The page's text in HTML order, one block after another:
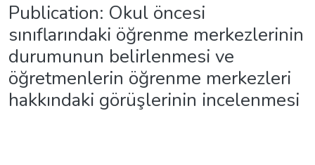
Publication: Okul öncesi
sınıflarındaki öğrenme merkezlerinin
durumunun belirlenmesi ve
öğretmenlerin öğrenme merkezleri
hakkındaki görüşlerinin incelenmesi